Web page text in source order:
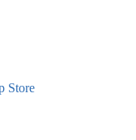
Store